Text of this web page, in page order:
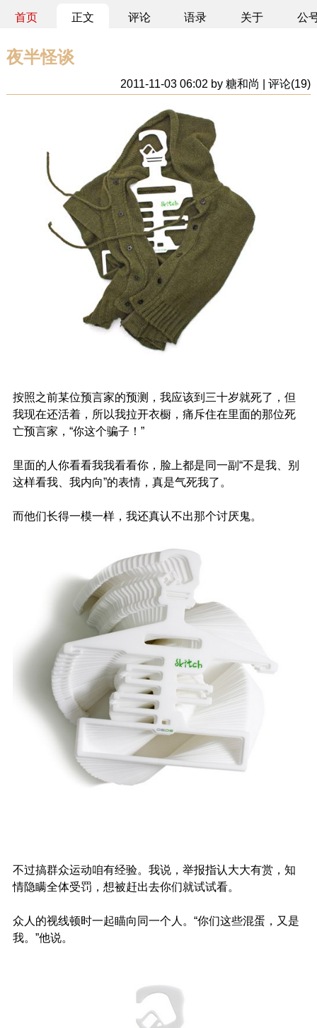
首页 正文 评论 语录 关于 公
夜半怪谈
2011-11-03 06:02 by 糖和尚 | 评论(19)
按照之前某位预言家的预测，我应该到三十岁就死了，但
我现在还活着，所以我拉开衣橱，痛斥住在里面的那位死
亡预言家，“你这个骗子！”
里面的人你看看我我看看你，脸上都是同一副“不是我、别
这样看我、我内向”的表情，真是气死我了。
而他们长得一模一样，我还真认不出那个讨厌鬼。
不过搞群众运动咱有经验。我说，举报指认大大有赏，知
情隐瞒全体受罚，想被赶出去你们就试试看。
众人的视线顿时一起瞄向同一个人。“你们这些混蛋，又是
我。”他说。